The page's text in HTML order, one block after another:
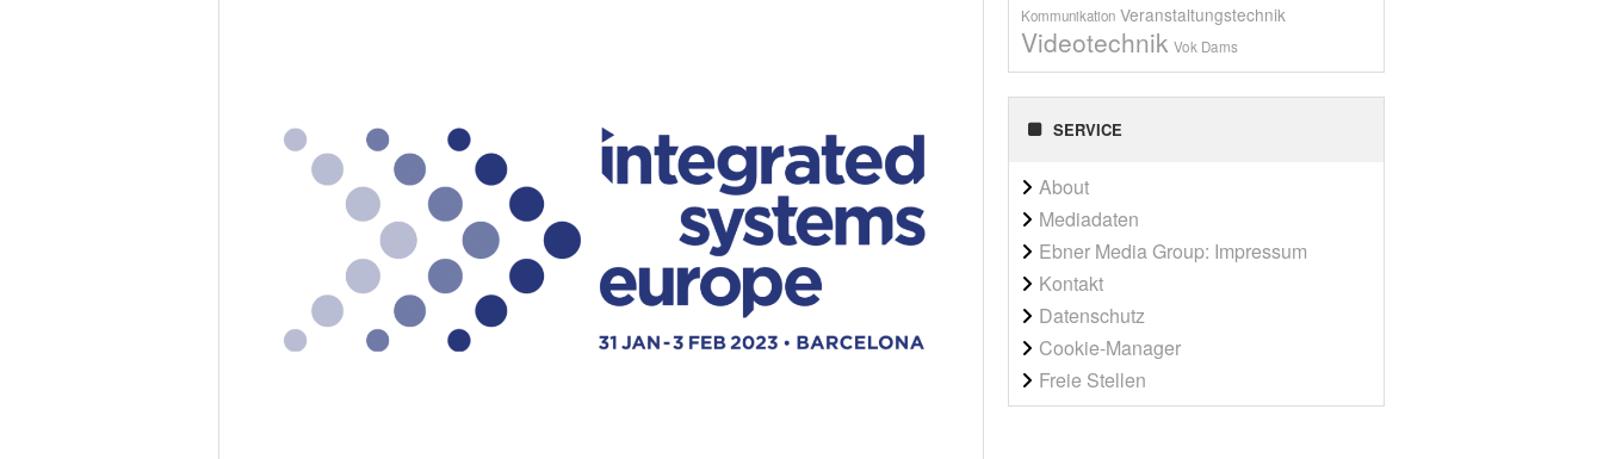
Kommunikation Veranstaltungstechnik
Videotechnik Vok Dams
SERVICE
About
Mediadaten
Ebner Media Group: Impressum
Kontakt
Datenschutz
Cookie-Manager
Freie Stellen